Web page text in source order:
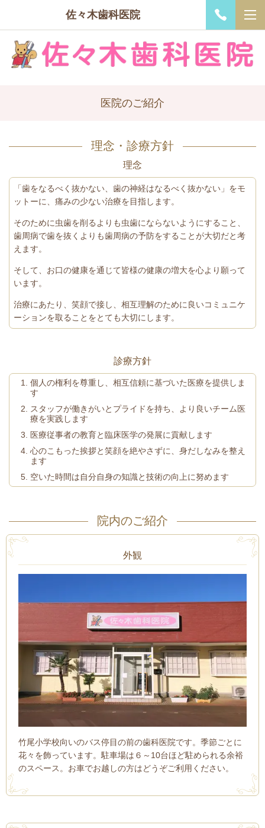
佐々木歯科医院
医院のご紹介
理念・診療方針
理念
「歯をなるべく抜かない、歯の神経はなるべく抜かない」をモ
ットーに、痛みの少ない治療を目指します。
そのために虫歯を削るよりも虫歯にならないようにすること、
歯周病で歯を抜くよりも歯周病の予防をすることが大切だと考
えます。
そして、お口の健康を通じて皆様の健康の増大を心より願って
います。
治療にあたり、笑顔で接し、相互理解のために良いコミュニケ
ーションを取ることをとても大切にします。
診療方針
個人の権利を尊重し、相互信頼に基づいた医療を提供しま
す
スタッフが働きがいとプライドを持ち、より良いチーム医
療を実践します
医療従事者の教育と臨床医学の発展に貢献します
心のこもった挨拶と笑顔を絶やさずに、身だしなみを整え
ます
空いた時間は自分自身の知識と技術の向上に努めます
院内のご紹介
外観
竹尾小学校向いのバス停目の前の歯科医院です。季節ごとに
花々を飾っています。駐車場は６～10台ほど駐められる余裕
のスペース。お車でお越しの方はどうぞご利用ください。